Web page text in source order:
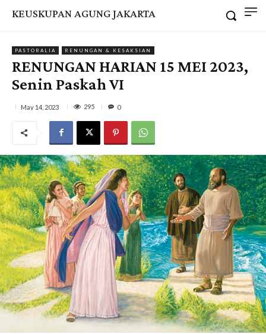
KEUSKUPAN AGUNG JAKARTA
PASTORALIA RENUNGAN & KESAKSIAN
RENUNGAN HARIAN 15 MEI 2023,
Senin Paskah VI
May 14, 2023 295 0